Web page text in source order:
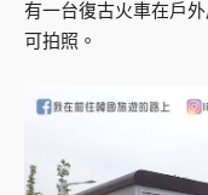
有一台復古火車在戶
可拍照。